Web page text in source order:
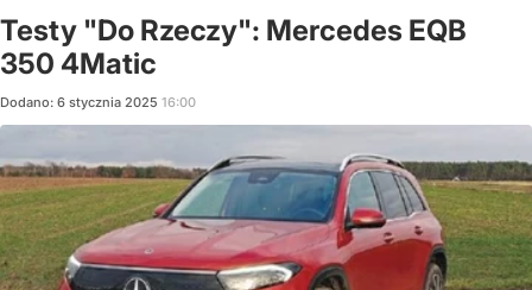
Testy "Do Rzeczy": Mercedes EQB
350 4Matic
Dodano: 6 stycznia 2025 16:00